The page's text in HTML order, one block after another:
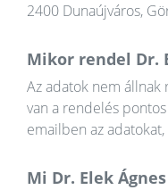
2400 Dunaújváros,
Mikor rendel Dr.
Az adatok nem
van a rendelés
emailben az
Mi Dr. Elek